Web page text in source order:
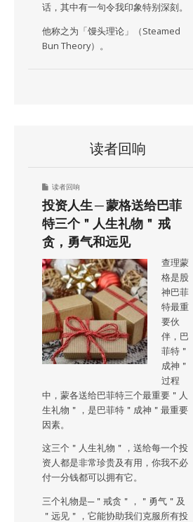
话，其中有一句令我印象特别深刻。
他称之为「馒头理论」（Steamed
Bun Theory）。
读者回响
读者回响
投资人生 ─ 蒙格送给巴菲
特三个＂人生礼物＂ 戒
贪，勇气和远见
查理蒙
格是股
神巴菲
特最重
要伙
伴，巴
菲特＂
成神＂
过程
中，蒙各送给巴菲特三个最重要＂人
生礼物＂，是巴菲特＂成神＂最重要
因素。
这三个＂人生礼物＂，送给每一个投
资人都是非常珍贵及有用，你我不必
付一分钱都可以拥有它。
三个礼物是─＂戒贪＂，＂勇气＂及
＂远见＂，它能协助我们克服所有投